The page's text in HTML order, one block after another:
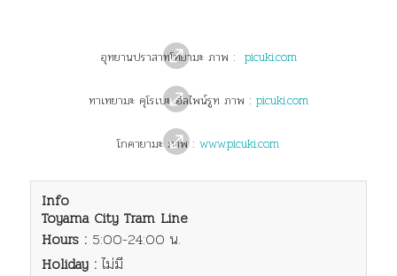
อุทยานปราสาทโทยามะ ภาพ : picuki.com
ทาเทยามะ คุโรเบะ อัลไพน์รูท ภาพ : picuki.com
โกคายามะ ภาพ :www.picuki.com
Info
Toyama City Tram Line
Hours :5:00-24:00 น.
Holiday :ไม่มี